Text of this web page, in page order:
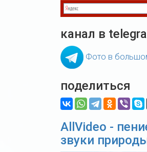
канал в
Фото в
поделиться
AllVideo -
звуки